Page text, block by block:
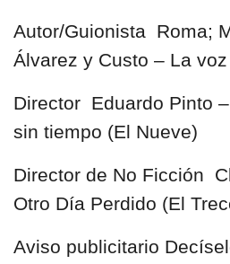
Autor/Guionista Roma;
Álvarez y Custo – La
Director Eduardo Pinto
sin tiempo (El Nueve)
Director de No Ficción
Otro Día Perdido (El
Aviso publicitario